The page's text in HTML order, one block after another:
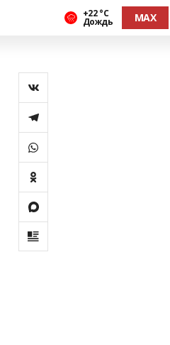
+22 °С
Дождь MAX